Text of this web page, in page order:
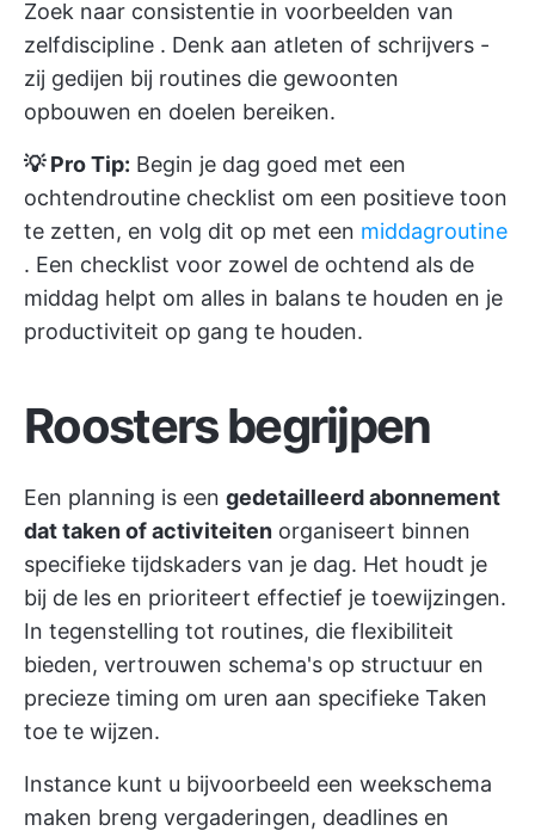
Zoek naar consistentie in voorbeelden van
zelfdiscipline . Denk aan atleten of schrijvers -
zij gedijen bij routines die gewoonten
opbouwen en doelen bereiken.
💡 Pro Tip: Begin je dag goed met een
ochtendroutine checklist om een positieve toon
te zetten, en volg dit op met een middagroutine
. Een checklist voor zowel de ochtend als de
middag helpt om alles in balans te houden en je
productiviteit op gang te houden.
Roosters begrijpen
Een planning is een gedetailleerd abonnement
dat taken of activiteiten organiseert binnen
specifieke tijdskaders van je dag. Het houdt je
bij de les en prioriteert effectief je toewijzingen.
In tegenstelling tot routines, die flexibiliteit
bieden, vertrouwen schema's op structuur en
precieze timing om uren aan specifieke Taken
toe te wijzen.
Instance kunt u bijvoorbeeld een weekschema
maken breng vergaderingen, deadlines en